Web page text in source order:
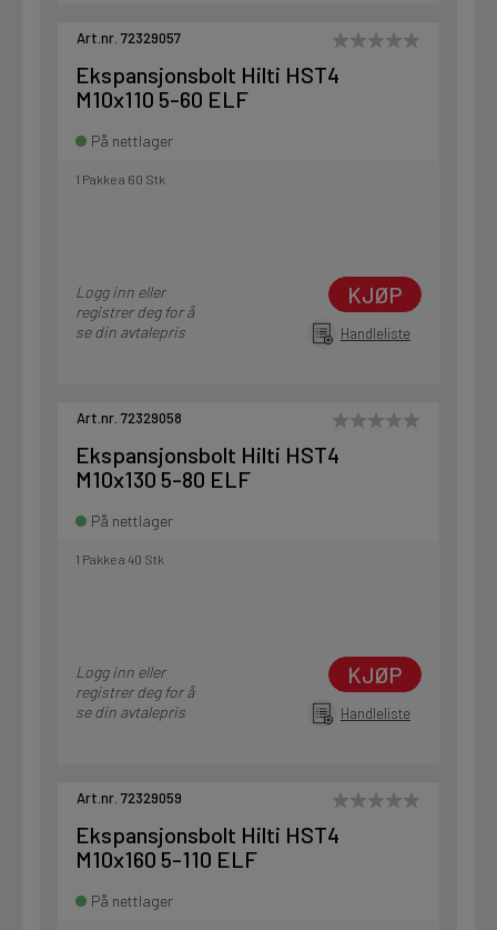
Art.nr. 72329057
Ekspansjonsbolt Hilti HST4
M10x110 5-60 ELF
På nettlager
1 Pakke a 60 Stk
Logg inn eller
registrer deg for å
se din avtalepris
KJØP
Handleliste
Art.nr. 72329058
Ekspansjonsbolt Hilti HST4
M10x130 5-80 ELF
På nettlager
1 Pakke a 40 Stk
Logg inn eller
registrer deg for å
se din avtalepris
KJØP
Handleliste
Art.nr. 72329059
Ekspansjonsbolt Hilti HST4
M10x160 5-110 ELF
På nettlager